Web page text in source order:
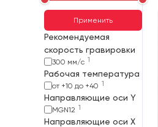
Применить
Рекомендуемая
скорость гравировки
300 мм/с 1
Рабочая температура
от +10 до +40 1
Направляющие оси Y
MGN12 1
Направляющие оси Х